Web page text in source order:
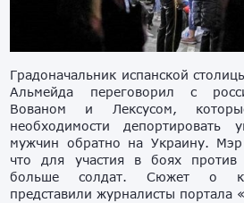
Градоначальник испанской
Альмейда переговорил с
Вованом и Лексусом,
необходимости депортировать
мужчин обратно на Украину. Мэр
что для участия в боях
больше солдат. Сюжет о
представили журналисты портала